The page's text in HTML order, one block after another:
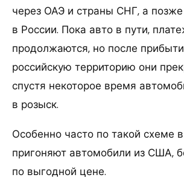
через ОАЭ и страны СНГ, а
в России. Пока авто в пути,
продолжаются, но после
российскую территорию они
спустя некоторое время
в розыск.
Особенно часто по такой схеме
пригоняют автомобили из США,
по выгодной цене.